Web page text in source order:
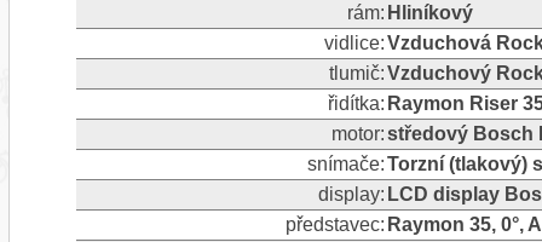
rám: Hliníkový
vidlice:Vzduchová
tlumič:Vzduchový
řidítka: Raymon Riser
motor:středový Bosch
snímače:Torzní (tlakový)
display: LCD display
představec: Raymon 35, 0°,